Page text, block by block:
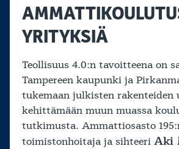
YRITYKSIÄ
Teollisuus 4.0:n tavoitteena on
Tampereen kaupunki ja
tukemaan julkisten rakenteiden
kehittämään muun muassa
tutkimusta. Ammattiosasto
toimistonhoitaja ja sihteeri Aki